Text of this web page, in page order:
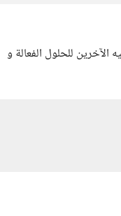
للحلول الفعالة و